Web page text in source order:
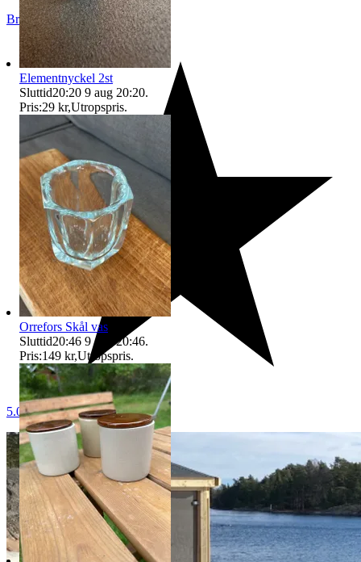
Brottby,Sverige
5.0
Elementnyckel 2st
Sluttid20:20 9 aug 20:20.
Pris:29 kr,Utropspris.
Orrefors Skål vas
Sluttid20:46 9 aug 20:46.
Pris:149 kr,Utropspris.